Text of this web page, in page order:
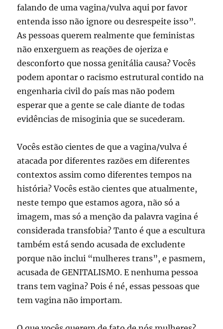
falando de uma vagina/vulva aqui por favor
entenda isso não ignore ou desrespeite isso”.
As pessoas querem realmente que feministas
não enxerguem as reações de ojeriza e
desconforto que nossa genitália causa? Vocês
podem apontar o racismo estrutural contido na
engenharia civil do país mas não podem
esperar que a gente se cale diante de todas
evidências de misoginia que se sucederam.
Vocês estão cientes de que a vagina/vulva é
atacada por diferentes razões em diferentes
contextos assim como diferentes tempos na
história? Vocês estão cientes que atualmente,
neste tempo que estamos agora, não só a
imagem, mas só a menção da palavra vagina é
considerada transfobia? Tanto é que a escultura
também está sendo acusada de excludente
porque não inclui “mulheres trans”, e pasmem,
acusada de GENITALISMO. E nenhuma pessoa
trans tem vagina? Pois é né, essas pessoas que
tem vagina não importam.